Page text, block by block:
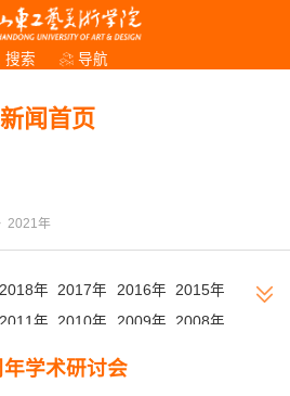
搜索 导航
新闻首页
2021年
2018年 2017年 2016年 2015年
2011年 2010年 2009年
2008年
学术研讨会